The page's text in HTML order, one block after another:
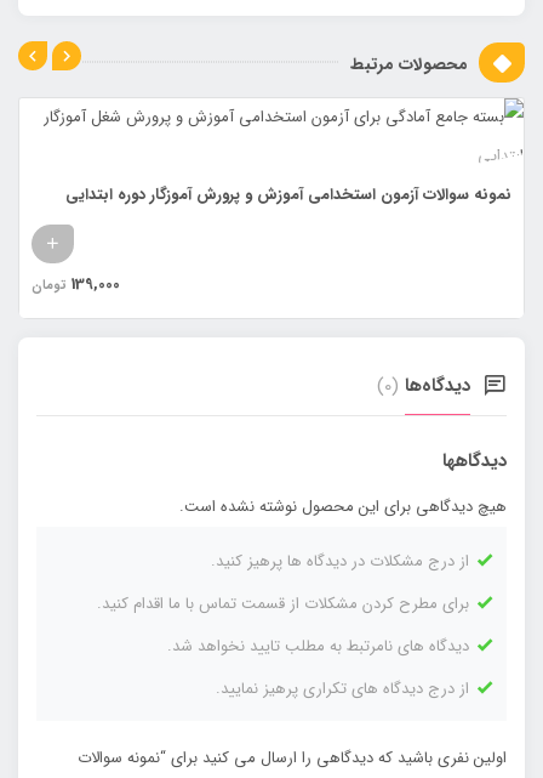
محصولات مرتبط
نمونه سوالات جامع استخدامی دبیر تربیت بدنی
69,000
دیدگاه‌ها (0)
دیدگاهها
هیچ دیدگاهی برای این محصول نوشته نشده است.
از درج مشکلات در دیدگاه ها پرهیز کنید.
برای مطرح کردن مشکلات از قسمت تماس با ما اقدام کنید.
دیدگاه های نامرتبط به مطلب تایید نخواهد شد.
از درج دیدگاه های تکراری پرهیز نمایید.
اولین نفری باشید که دیدگاهی را ارسال می کنید برای “نمونه سوالات